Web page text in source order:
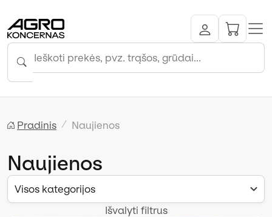
Pradinis Naujienos
Naujienos
Visos kategorijos
Išvalyti filtrus